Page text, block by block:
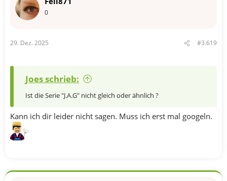
0
29. Dez. 2025 #3.619
Joes schrieb:
Ist die Serie "J.A.G" nicht gleich oder ähnlich ?
Kann ich dir leider nicht sagen. Muss ich erst mal googeln.